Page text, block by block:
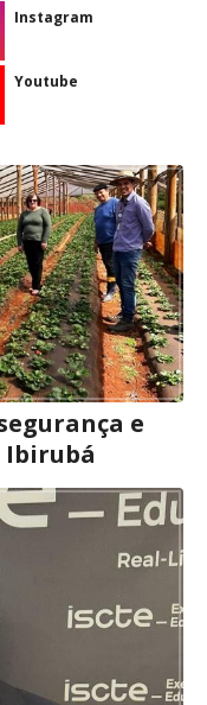
Instagram
Youtube
e